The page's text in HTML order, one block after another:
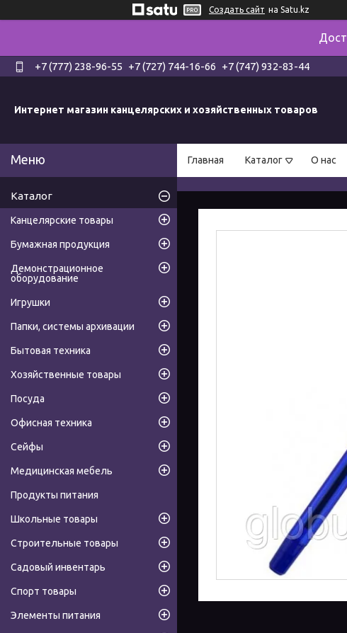
Создать сайт на Satu.kz
+7 (777) 238-96-55 +7 (727) 744-16-66 +7 (747) 932-83-44
Интернет магазин канцелярских и хозяйственных товаров
Главная Каталог О нас
Каталог
Канцелярские товары
Бумажная продукция
Демонстрационное
оборудование
Игрушки
Папки, системы архивации
Бытовая техника
Хозяйственные товары
Посуда
Офисная техника
Сейфы
Медицинская мебель
Продукты питания
Школьные товары
Строительные товары
Садовый инвентарь
Спорт товары
Элементы питания